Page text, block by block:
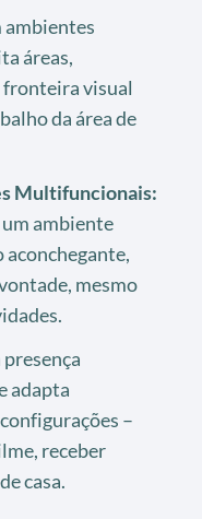
ambientes
áreas,
visual
da área de
Multifuncionais:
ambiente
aconchegante,
mesmo
adapta
–
receber
casa.